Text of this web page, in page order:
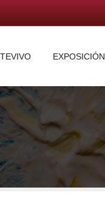
EXPOSICIÓN